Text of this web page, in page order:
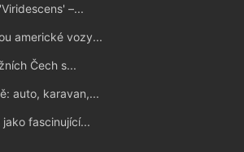
–...
americké vozy...
Čech s...
auto, karavan,...
fascinující...